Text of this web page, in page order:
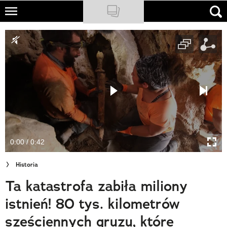
Skip
main
content
NATIONAL GEOGRAPHIC
TRAVELER
PODCASTY
Newsletter
Cuda Polski
Wielki Konkurs Fotograficzny
Trendbook Podróżniczy
Polecane
0:00 / 0:42
Historia
Ta katastrofa zabiła miliony
istnień! 80 tys. kilometrów
sześciennych gruzu, które